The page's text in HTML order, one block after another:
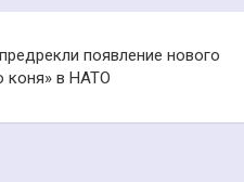
появление нового
коня» в НАТО